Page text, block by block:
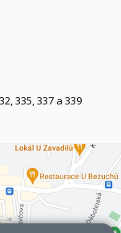
335, 337 a 339